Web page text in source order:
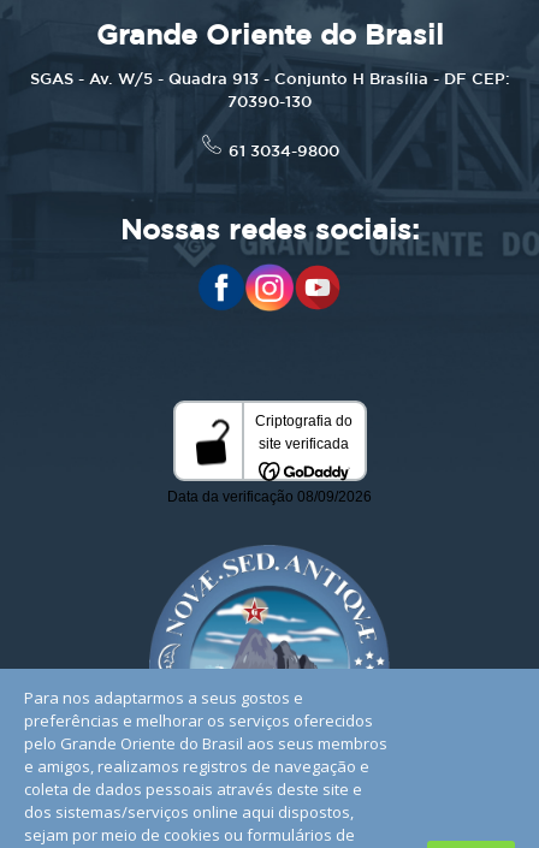
Grande Oriente do Brasil
SGAS - Av. W/5 - Quadra 913 - Conjunto H Brasília - DF CEP:
70390-130
61 3034-9800
Nossas redes sociais:
Para nos adaptarmos a seus gostos e
preferências e melhorar os serviços oferecidos
pelo Grande Oriente do Brasil aos seus membros
e amigos, realizamos registros de navegação e
coleta de dados pessoais através deste site e
dos sistemas/serviços online aqui dispostos,
sejam por meio de cookies ou formulários de